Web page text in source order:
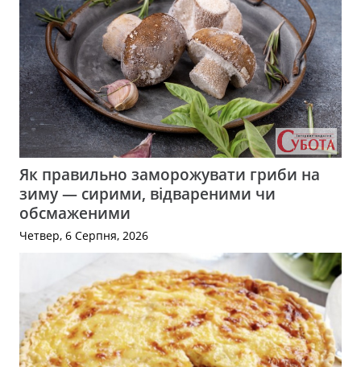
Як правильно заморожувати гриби на
зиму — сирими, відвареними чи
обсмаженими
Четвер, 6 Серпня, 2026